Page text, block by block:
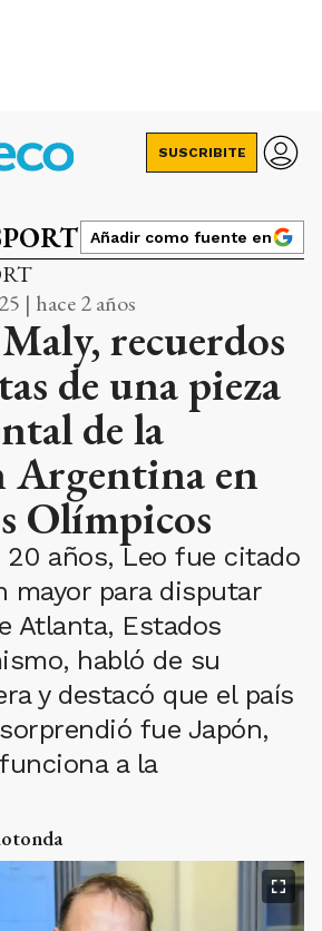
SUSCRIBITE
Añadir como fuente en
| hace 2 años
recuerdos
de una pieza
de la
Argentina en
Olímpicos
años, Leo fue citado
mayor para disputar
Atlanta, Estados
habló de su
y destacó que el país
fue Japón,
a la